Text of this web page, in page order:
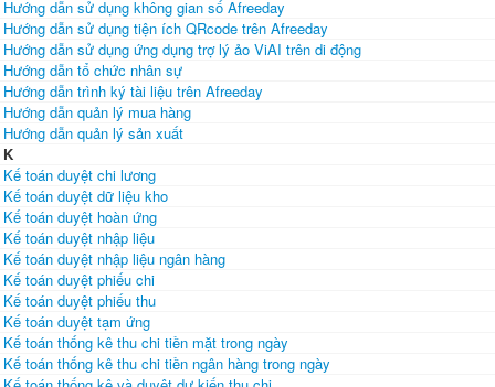
Hướng dẫn sử dụng không gian số Afreeday
Hướng dẫn sử dụng tiện ích QRcode trên Afreeday
Hướng dẫn sử dụng ứng dụng trợ lý ảo ViAI trên di động
Hướng dẫn tổ chức nhân sự
Hướng dẫn trình ký tài liệu trên Afreeday
Hướng dẫn quản lý mua hàng
Hướng dẫn quản lý sản xuất
K
Kế toán duyệt chi lương
Kế toán duyệt dữ liệu kho
Kế toán duyệt hoàn ứng
Kế toán duyệt nhập liệu
Kế toán duyệt nhập liệu ngân hàng
Kế toán duyệt phiếu chi
Kế toán duyệt phiếu thu
Kế toán duyệt tạm ứng
Kế toán thống kê thu chi tiền mặt trong ngày
Kế toán thống kê thu chi tiền ngân hàng trong ngày